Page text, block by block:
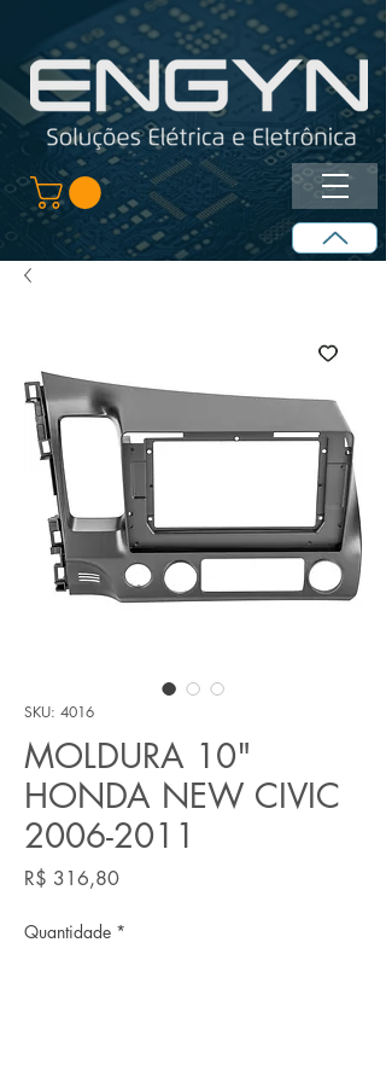
SKU: 4016
MOLDURA 10"
HONDA NEW CIVIC
2006-2011
R$ 316,80Preço
Quantidade *